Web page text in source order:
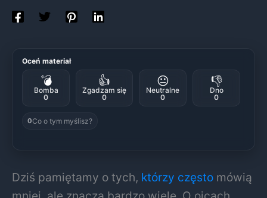
Oceń materiał
💣
Bomba
0
👍
Zgadzam się
0
😐
Neutralne
0
👎
Dno
0
0Co o tym myślisz?
Dziś pamiętamy o tych, którzy często mówią